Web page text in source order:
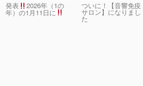
発表 2026年（1の
年）の1月11日に
ついに！【音響免疫
サロン】になりまし
た